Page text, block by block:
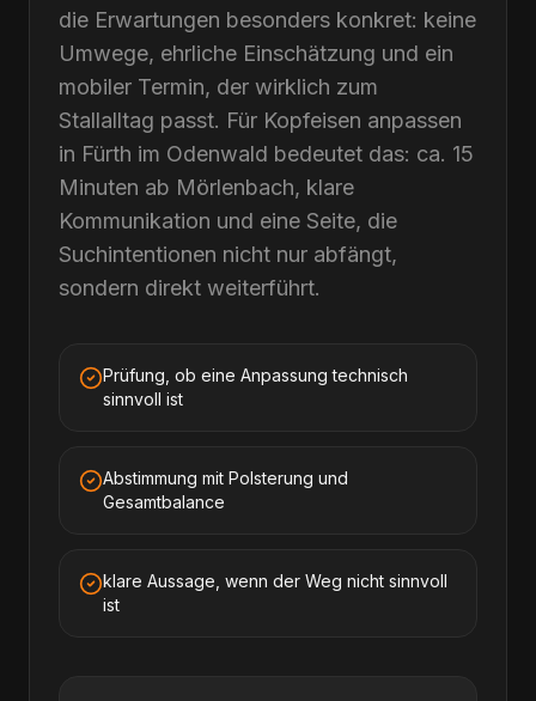
die Erwartungen besonders konkret: keine
Umwege, ehrliche Einschätzung und ein
mobiler Termin, der wirklich zum
Stallalltag passt. Für Kopfeisen anpassen
in Fürth im Odenwald bedeutet das: ca. 15
Minuten ab Mörlenbach, klare
Kommunikation und eine Seite, die
Suchintentionen nicht nur abfängt,
sondern direkt weiterführt.
Prüfung, ob eine Anpassung technisch
sinnvoll ist
Abstimmung mit Polsterung und
Gesamtbalance
klare Aussage, wenn der Weg nicht sinnvoll
ist